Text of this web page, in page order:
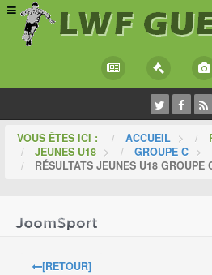
VOUS ÊTES ICI : ACCUEIL >
JEUNES U18 > GROUPE C >
RÉSULTATS JEUNES U18 GROUPE
[RETOUR]